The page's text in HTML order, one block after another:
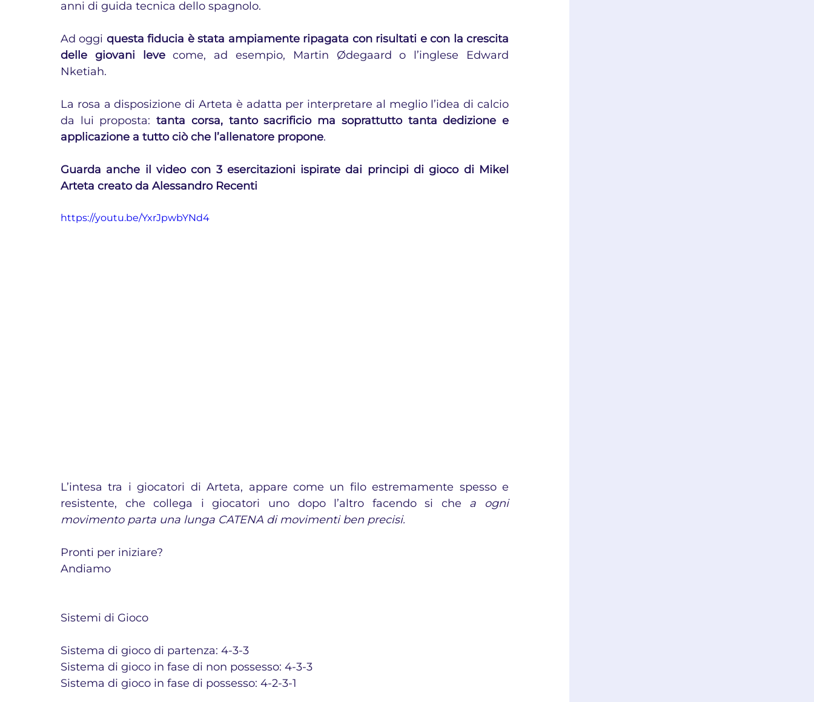
anni di guida tecnica dello spagnolo.
Ad oggi questa fiducia è stata ampiamente ripagata con risultati e con la crescita
delle giovani leve come, ad esempio, Martin Ødegaard o l’inglese Edward
Nketiah.
La rosa a disposizione di Arteta è adatta per interpretare al meglio l’idea di calcio
da lui proposta: tanta corsa, tanto sacrificio ma soprattutto tanta dedizione e
applicazione a tutto ciò che l’allenatore propone.
Guarda anche il video con 3 esercitazioni ispirate dai principi di gioco di Mikel
Arteta creato da Alessandro Recenti
https://youtu.be/YxrJpwbYNd4
L’intesa tra i giocatori di Arteta, appare come un filo estremamente spesso e
resistente, che collega i giocatori uno dopo l’altro facendo si che a ogni
movimento parta una lunga CATENA di movimenti ben precisi.
Pronti per iniziare?
Andiamo
Sistemi di Gioco
Sistema di gioco di partenza: 4-3-3
Sistema di gioco in fase di non possesso: 4-3-3
Sistema di gioco in fase di possesso: 4-2-3-1